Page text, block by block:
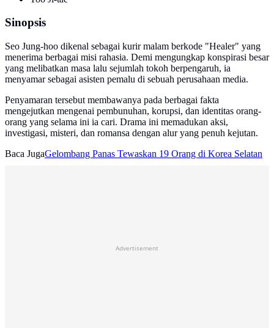
Sinopsis
Seo Jung-hoo dikenal sebagai kurir malam berkode "Healer" yang
menerima berbagai misi rahasia. Demi mengungkap konspirasi besar
yang melibatkan masa lalu sejumlah tokoh berpengaruh, ia
menyamar sebagai asisten pemalu di sebuah perusahaan media.
Penyamaran tersebut membawanya pada berbagai fakta
mengejutkan mengenai pembunuhan, korupsi, dan identitas orang-
orang yang selama ini ia cari. Drama ini memadukan aksi,
investigasi, misteri, dan romansa dengan alur yang penuh kejutan.
Baca JugaGelombang Panas Tewaskan 19 Orang di Korea Selatan
Advertisement